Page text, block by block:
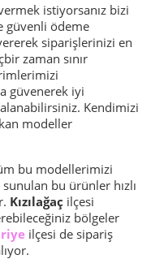
istiyorsanız bizi
güvenli ödeme
siparişlerinizi en
zaman sınır
güvenerek iyi
Kendimizi
modeller
bu modellerimizi
bu ürünler hızlı
Kızılağaç ilçesi
bölgeler
ilçesi de sipariş